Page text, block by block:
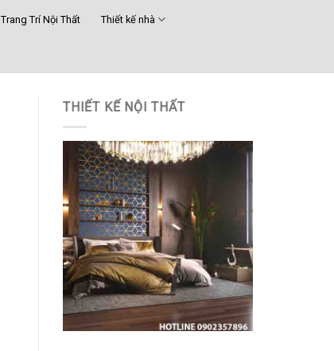
Trang Trí Nội Thất Thiết kế nhà
THIẾT KẾ NỘI THẤT